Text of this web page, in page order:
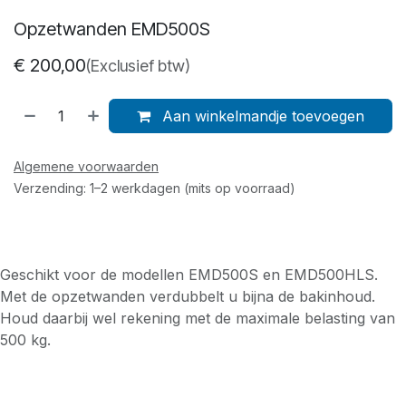
Opzetwanden EMD500S
€ 200,00(Exclusief btw)
Aan winkelmandje toevoegen
Algemene voorwaarden
Verzending: 1–2 werkdagen (mits op voorraad)
Geschikt voor de modellen EMD500S en EMD500HLS.
Met de opzetwanden verdubbelt u bijna de bakinhoud.
Houd daarbij wel rekening met de maximale belasting van
500 kg.